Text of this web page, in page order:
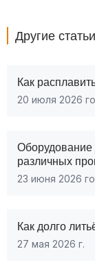
Другие
Как
20 июля 2026
Оборудование
различных
23 июня 2026
Как долго
27 мая 2026 г.